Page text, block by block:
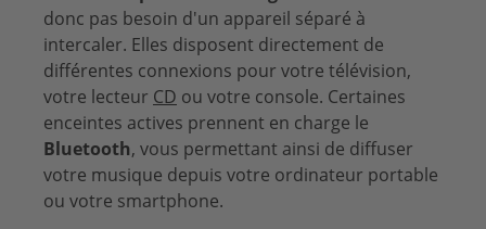
donc pas besoin d'un appareil séparé à
intercaler. Elles disposent directement de
différentes connexions pour votre télévision,
votre lecteur CD ou votre console. Certaines
enceintes actives prennent en charge le
Bluetooth, vous permettant ainsi de diffuser
votre musique depuis votre ordinateur portable
ou votre smartphone.